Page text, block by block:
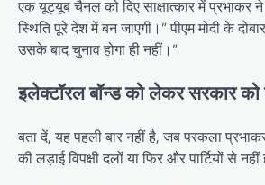
एक यूट्यूब चैनल को दिए साक्षात्कार में प्रभाकर
स्थिति पूरे देश में बन जाएगी।” पीएम मोदी के
उसके बाद चुनाव होगा ही नहीं।”
इलेक्टॉरल बॉन्ड को लेकर सरकार को
बता दें, यह पहली बार नहीं है, जब परकला
की लड़ाई विपक्षी दलों या फिर और पार्टियों से